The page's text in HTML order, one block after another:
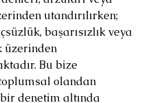
utandırılırken;
başarısızlık veya
üzerinden
Bu bize
olandan
denetim altında